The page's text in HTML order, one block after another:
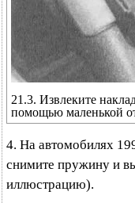
21.3. Извлеките
помощью маленькой
4. На автомобилях
снимите пружину и
иллюстрацию).